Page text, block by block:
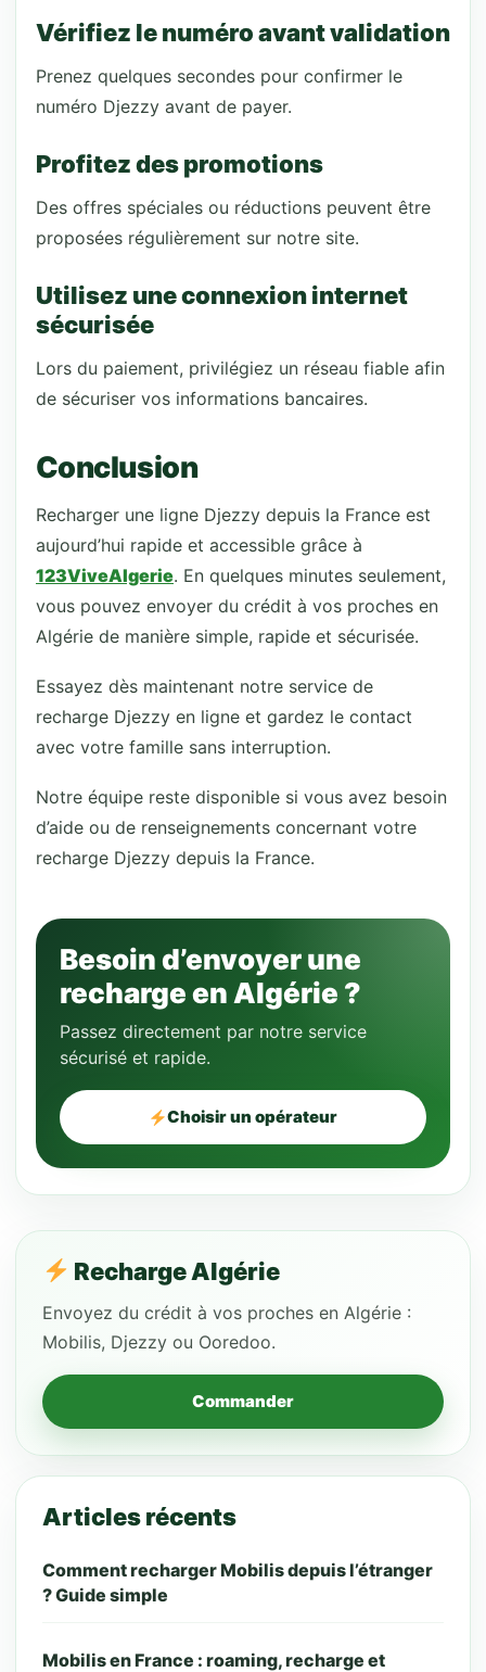
Vérifiez le numéro avant validation
Prenez quelques secondes pour confirmer le
numéro Djezzy avant de payer.
Profitez des promotions
Des offres spéciales ou réductions peuvent être
proposées régulièrement sur notre site.
Utilisez une connexion internet
sécurisée
Lors du paiement, privilégiez un réseau fiable afin
de sécuriser vos informations bancaires.
Conclusion
Recharger une ligne Djezzy depuis la France est
aujourd’hui rapide et accessible grâce à
123ViveAlgerie. En quelques minutes seulement,
vous pouvez envoyer du crédit à vos proches en
Algérie de manière simple, rapide et sécurisée.
Essayez dès maintenant notre service de
recharge Djezzy en ligne et gardez le contact
avec votre famille sans interruption.
Notre équipe reste disponible si vous avez besoin
d’aide ou de renseignements concernant votre
recharge Djezzy depuis la France.
Besoin d’envoyer une
recharge en Algérie ?
Passez directement par notre service
sécurisé et rapide.
Choisir un opérateur
Recharge Algérie
Envoyez du crédit à vos proches en Algérie :
Mobilis, Djezzy ou Ooredoo.
Commander
Articles récents
Comment recharger Mobilis depuis l’étranger
? Guide simple
Mobilis en France : roaming, recharge et